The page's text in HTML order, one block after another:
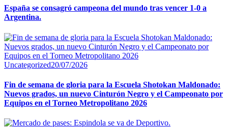
España se consagró campeona del mundo tras vencer 1-0 a
Argentina.
Uncategorized20/07/2026
Fin de semana de gloria para la Escuela Shotokan Maldonado:
Nuevos grados, un nuevo Cinturón Negro y el Campeonato por
Equipos en el Torneo Metropolitano 2026